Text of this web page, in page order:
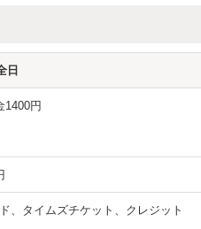
日
円
、タイムズチケット、クレジット